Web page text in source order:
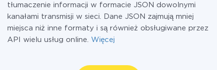
tłumaczenie informacji w formacie JSON dowolnymi
kanałami transmisji w sieci. Dane JSON zajmują mniej
miejsca niż inne formaty i są również obsługiwane przez
API wielu usług online. Więcej